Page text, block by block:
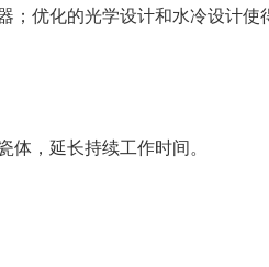
；优化的光学设计和水冷设计使
，延长持续工作时间。